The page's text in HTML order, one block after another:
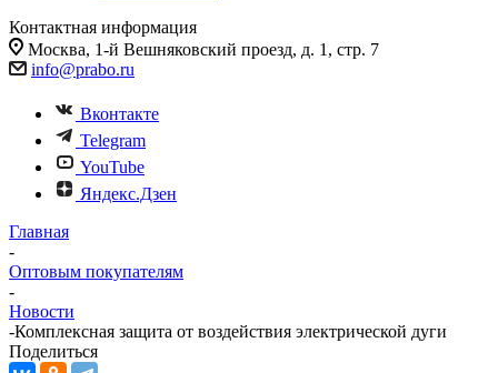
Контактная информация
Москва, 1-й Вешняковский проезд, д. 1, стр. 7
info@prabo.ru
Вконтакте
Telegram
YouTube
Яндекс.Дзен
Главная
-
Оптовым покупателям
-
Новости
-Комплексная защита от воздействия электрической дуги
Поделиться